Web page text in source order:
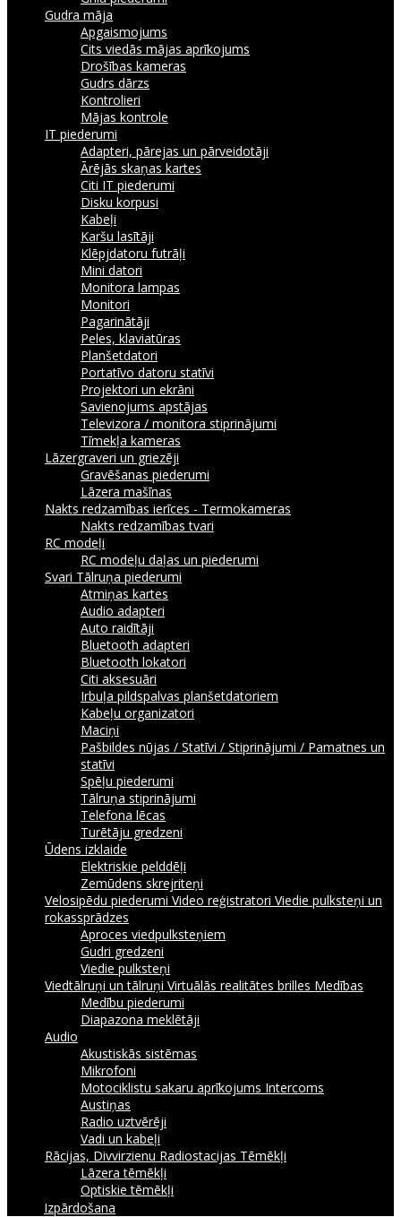
Gudra māja
Apgaismojums
Cits viedās mājas aprīkojums
Drošības kameras
Gudrs dārzs
Kontrolieri
Mājas kontrole
IT piederumi
Adapteri, pārejas un pārveidotāji
Ārējās skaņas kartes
Citi IT piederumi
Disku korpusi
Kabeļi
Karšu lasītāji
Klēpjdatoru futrāļi
Mini datori
Monitora lampas
Monitori
Pagarinātāji
Peles, klaviatūras
Planšetdatori
Portatīvo datoru statīvi
Projektori un ekrāni
Savienojums apstājas
Televizora / monitora stiprinājumi
Tīmekļa kameras
Lāzergraveri un griezēji
Gravēšanas piederumi
Lāzera mašīnas
Nakts redzamības ierīces - Termokameras
Nakts redzamības tvari
RC modeļi
RC modeļu daļas un piederumi
Svari Tālruņa piederumi
Atmiņas kartes
Audio adapteri
Auto raidītāji
Bluetooth adapteri
Bluetooth lokatori
Citi aksesuāri
Irbuļa pildspalvas planšetdatoriem
Kabeļu organizatori
Maciņi
Pašbildes nūjas / Statīvi / Stiprinājumi / Pamatnes un
statīvi
Spēļu piederumi
Tālruņa stiprinājumi
Telefona lēcas
Turētāju gredzeni
Ūdens izklaide
Elektriskie pelddēļi
Zemūdens skrejriteņi
Velosipēdu piederumi Video reģistratori Viedie pulksteņi un
rokassprādzes
Aproces viedpulksteņiem
Gudri gredzeni
Viedie pulksteņi
Viedtālruņi un tālruņi Virtuālās realitātes brilles Medības
Medību piederumi
Diapazona meklētāji
Audio
Akustiskās sistēmas
Mikrofoni
Motociklistu sakaru aprīkojums Intercoms
Austiņas
Radio uztvērēji
Vadi un kabeļi
Rācijas, Divvirzienu Radiostacijas Tēmēkļi
Lāzera tēmēkļi
Optiskie tēmēkļi
Izpārdošana